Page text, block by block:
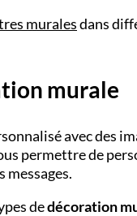
muralesdans
murale
avec des
permettre de
messages.
dedécoration